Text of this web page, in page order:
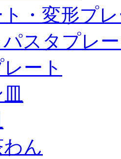
・変形プ
スタプレ
ート
ん